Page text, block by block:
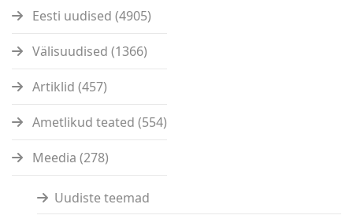
Eesti uudised (4905)
Välisuudised (1366)
Artiklid (457)
Ametlikud teated (554)
Meedia (278)
Uudiste teemad